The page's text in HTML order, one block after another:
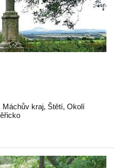
Máchův kraj, Štětí, Okolí